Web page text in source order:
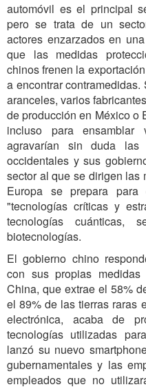
automóvil es el principal
pero se trata de un
actores enzarzados en
que las medidas
chinos frenen la
a encontrar
aranceles, varios
de producción en México o
incluso para ensamblar
agravarían sin duda las
occidentales y sus
sector al que se dirigen las
Europa se prepara
"tecnologías críticas y
tecnologías cuánticas,
biotecnologías.
El gobierno chino
con sus propias
China, que extrae el 58%
el 89% de las tierras raras
electrónica, acaba de
tecnologías utilizadas
lanzó su nuevo
gubernamentales y las
empleados que no